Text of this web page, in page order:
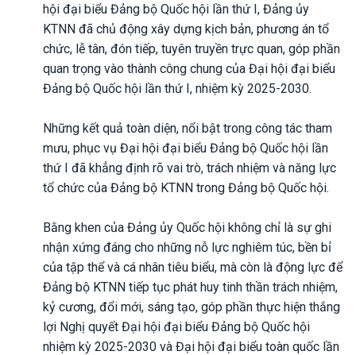
hội đại biểu Đảng bộ Quốc hội lần thứ I, Đảng ủy
KTNN đã chủ động xây dựng kịch bản, phương án tổ
chức, lễ tân, đón tiếp, tuyên truyền trực quan, góp phần
quan trọng vào thành công chung của Đại hội đại biểu
Đảng bộ Quốc hội lần thứ I, nhiệm kỳ 2025-2030.
Những kết quả toàn diện, nổi bật trong công tác tham
mưu, phục vụ Đại hội đại biểu Đảng bộ Quốc hội lần
thứ I đã khẳng định rõ vai trò, trách nhiệm và năng lực
tổ chức của Đảng bộ KTNN trong Đảng bộ Quốc hội.
Bằng khen của Đảng ủy Quốc hội không chỉ là sự ghi
nhận xứng đáng cho những nỗ lực nghiêm túc, bền bỉ
của tập thể và cá nhân tiêu biểu, mà còn là động lực để
Đảng bộ KTNN tiếp tục phát huy tinh thần trách nhiệm,
kỷ cương, đổi mới, sáng tạo, góp phần thực hiện thắng
lợi Nghị quyết Đại hội đại biểu Đảng bộ Quốc hội
nhiệm kỳ 2025-2030 và Đại hội đại biểu toàn quốc lần